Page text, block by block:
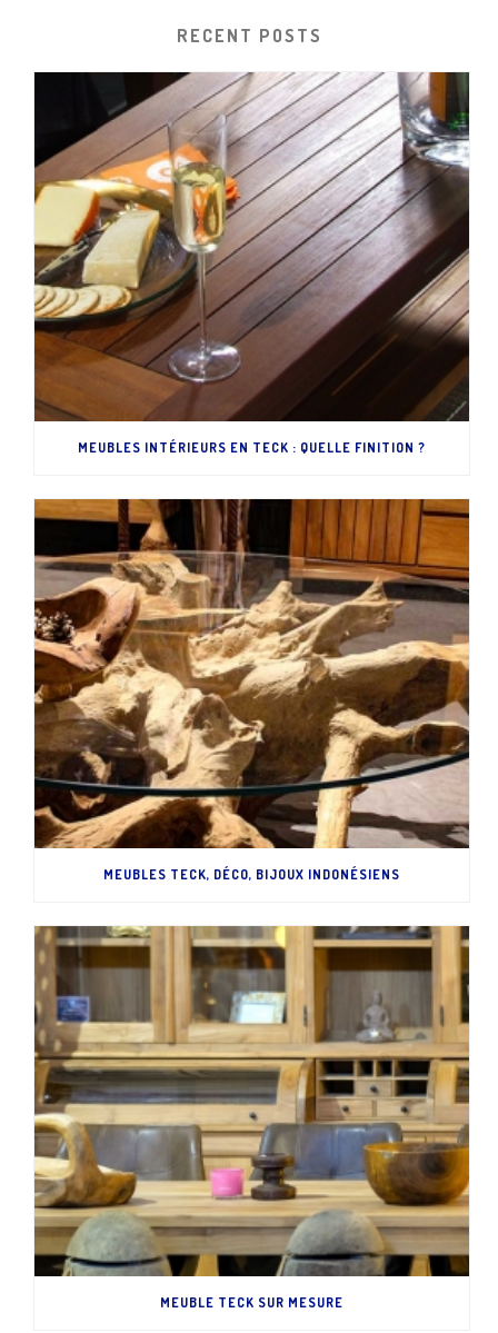
RECENT POSTS
MEUBLES INTÉRIEURS EN TECK : QUELLE FINITION ?
MEUBLES TECK, DÉCO, BIJOUX INDONÉSIENS
MEUBLE TECK SUR MESURE